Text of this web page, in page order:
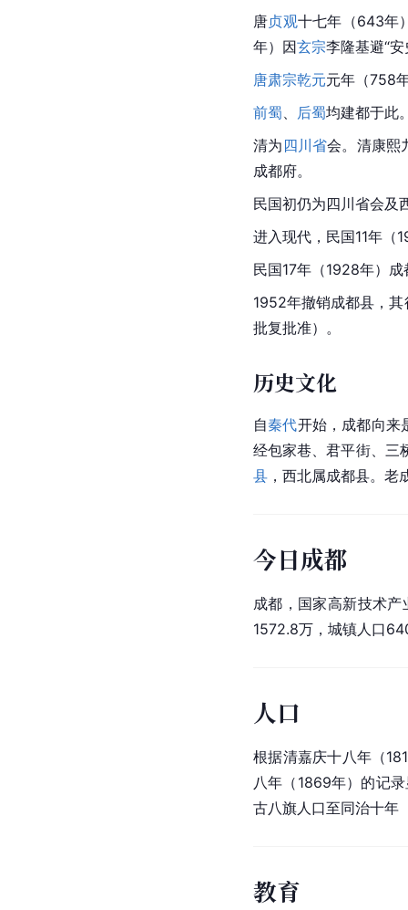
唐贞观十七年（643年
年）因玄宗李隆基避“
唐肃宗乾元元年（758
前蜀
后蜀均建都于此
清为 四川省会。清康熙
成都府。
民国初仍为四川省会及
进入现代，民国11年（
民国17年（1928年）
1952年撤销成都县，
批复批准）。
历史文化
自秦代开始，成都向来
经包家巷、君平街、三
县 ，西北属成都县。
今日成都
成都，国家高新技术
1572.8万， 城镇人口
人口
根据清嘉庆十八年（
八年（1869年）的记
古八旗人口至同治十年
教育